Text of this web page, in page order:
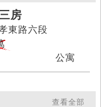
房
東路六段
公寓
查看全部